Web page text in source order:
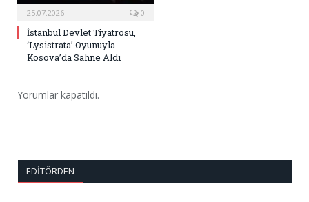
25.07.2026 0
İstanbul Devlet Tiyatrosu,
‘Lysistrata’ Oyunuyla
Kosova’da Sahne Aldı
Yorumlar kapatıldı.
EDITÖRDEN